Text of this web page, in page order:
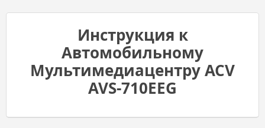
Инструкция к
Автомобильному
Мультимедиацентру ACV
AVS-710EEG